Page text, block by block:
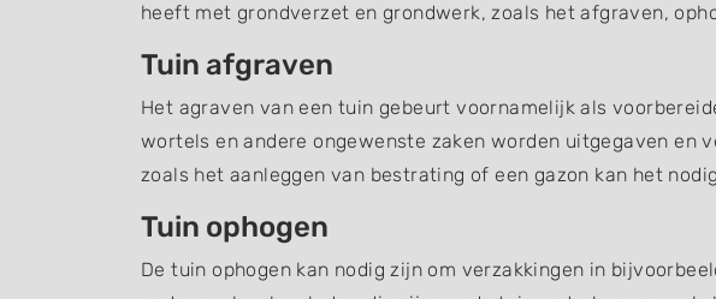
heeft met grondverzet en grondwerk, zoals het afgraven,
Tuin afgraven
Het agraven van een tuin gebeurt voornamelijk als
wortels en andere ongewenste zaken worden uitgegaven en
zoals het aanleggen van bestrating of een gazon kan het
Tuin ophogen
De tuin ophogen kan nodig zijn om verzakkingen in